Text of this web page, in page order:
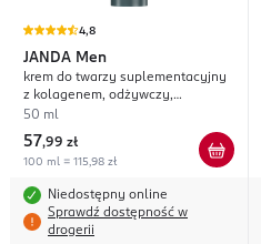
4,8
JANDA Men
krem do twarzy suplementacyjny
z kolagenem, odżywczy,
wygładzający,
przeciwzmarszczkowy, na dzień i
na noc
50 ml
57,99 zł
100 ml = 115,98 zł
Niedostępny online
Sprawdź dostępność w
drogerii